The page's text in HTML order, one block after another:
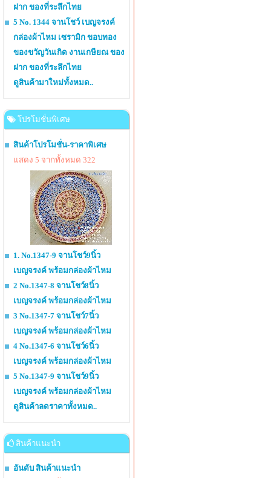
ฝาก ของที่ระลึกไทย
5 No. 1344 จานโชว์ เบญจรงค์
กล่องผ้าไหม เซรามิก ขอบทอง
ของขวัญวันเกิด งานเกษียณ ของ
ฝาก ของที่ระลึกไทย
ดูสินค้ามาใหม่ทั้งหมด..
โปรโมชั่นพิเศษ
สินค้าโปรโมชั่น-ราคาพิเศษ
แสดง 5 จากทั้งหมด 322
1. No.1347-9 จานโชว์9นิ้ว
เบญจรงค์ พร้อมกล่องผ้าไหม
2 No.1347-8 จานโชว์8นิ้ว
เบญจรงค์ พร้อมกล่องผ้าไหม
3 No.1347-7 จานโชว์7นิ้ว
เบญจรงค์ พร้อมกล่องผ้าไหม
4 No.1347-6 จานโชว์6นิ้ว
เบญจรงค์ พร้อมกล่องผ้าไหม
5 No.1347-9 จานโชว์9นิ้ว
เบญจรงค์ พร้อมกล่องผ้าไหม
ดูสินค้าลดราคาทั้งหมด..
สินค้าแนะนำ
อันดับ สินค้าแนะนำ